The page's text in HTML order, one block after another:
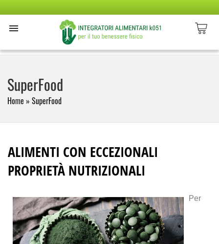
SuperFood
Home » SuperFood
ALIMENTI CON ECCEZIONALI
PROPRIETÀ NUTRIZIONALI
Per